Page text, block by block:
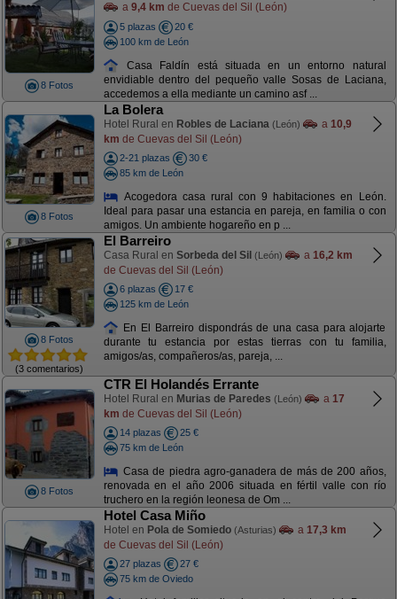
8 Fotos
a 9,4 km de Cuevas del Sil (León)
5 plazas
20 €
100 km de León
Casa Faldín está situada en un entorno natural
envidiable dentro del pequeño valle Sosas de Laciana,
accedemos a ella mediante un camino asf ...
8 Fotos
La Bolera
Hotel Rural en Robles de Laciana (León) a 10,9
km de Cuevas del Sil (León)
2-21 plazas
30 €
85 km de León
Acogedora casa rural con 9 habitaciones en León.
Ideal para pasar una estancia en pareja, en familia o con
amigos. Un ambiente hogareño en p ...
8 Fotos
(3 comentarios)
El Barreiro
Casa Rural en Sorbeda del Sil (León) a 16,2 km
de Cuevas del Sil (León)
6 plazas
17 €
125 km de León
En El Barreiro dispondrás de una casa para alojarte
durante tu estancia por estas tierras con tu familia,
amigos/as, compañeros/as, pareja, ...
8 Fotos
CTR El Holandés Errante
Hotel Rural en Murias de Paredes (León) a 17
km de Cuevas del Sil (León)
14 plazas
25 €
75 km de León
Casa de piedra agro-ganadera de más de 200 años,
renovada en el año 2006 situada en fértil valle con río
truchero en la región leonesa de Om ...
Hotel Casa Miño
Hotel en Pola de Somiedo (Asturias) a 17,3 km
de Cuevas del Sil (León)
27 plazas
27 €
75 km de Oviedo